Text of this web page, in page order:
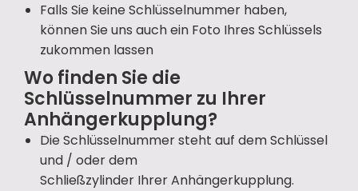
Falls Sie keine Schlüsselnummer haben,
können Sie uns auch ein Foto Ihres Schlüssels
zukommen lassen
Wo finden Sie die
Schlüsselnummer zu Ihrer
Anhängerkupplung?
Die Schlüsselnummer steht auf dem Schlüssel
und / oder dem
Schließzylinder Ihrer Anhängerkupplung.